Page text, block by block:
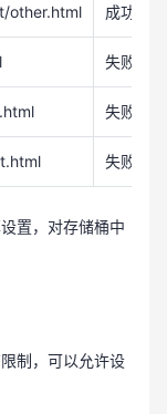
other.html 成功
失败
失败
失败
置，对存储桶中
制，可以允许设